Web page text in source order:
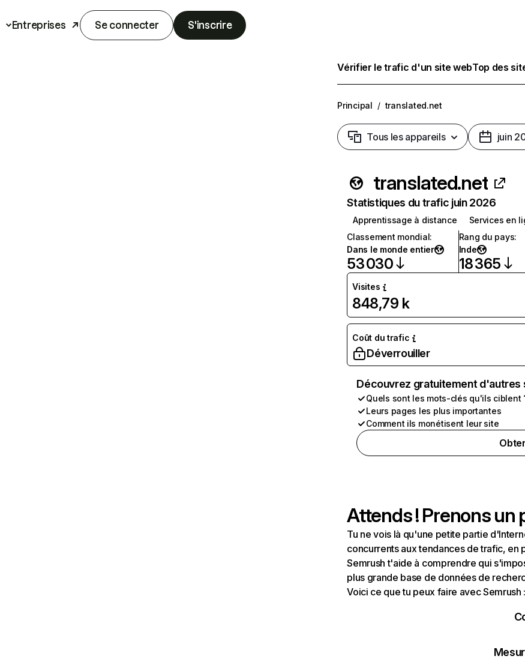
Entreprises Se connecter S'inscrire
Vérifier le trafic d'un site webTop des
Principal / translated.net
Tous les appareils juin
translated.net
Statistiques du trafic juin 2026
Apprentissage à distance
Services en
Classement mondial:
Dans le monde entier
53 030
Rang du pays:
Inde
18 365
Visites
848,79 k
Coût du trafic
Déverrouiller
Découvrez gratuitement
Quels sont les mots-clés qu'ils ciblent
Leurs pages les plus importantes
Comment ils monétisent leur site
Attends ! Prenons un
Tu ne vois là qu'une petite partie
concurrents aux tendances de trafic, en
Semrush t'aide à comprendre qui
plus grande base de données de
Voici ce que tu peux faire avec Semrush